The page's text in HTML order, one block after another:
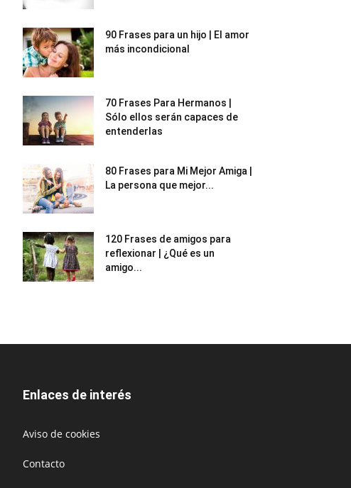
90 Frases para un hijo | El amor
más incondicional
70 Frases Para Hermanos |
Sólo ellos serán capaces de
entenderlas
80 Frases para Mi Mejor Amiga |
La persona que mejor...
120 Frases de amigos para
reflexionar | ¿Qué es un
amigo...
Enlaces de interés
Aviso de cookies
Contacto